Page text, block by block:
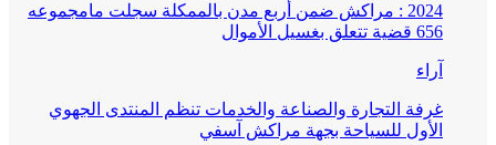
2024 : مراكش ضمن أربع مدن بالممكلة سجلت مامجموعه
656 قضية تتعلق بغسيل الأموال
آراء
غرفة التجارة والصناعة والخدمات تنظم المنتدى الجهوي
الأول للسياحة بجهة مراكش آسفي